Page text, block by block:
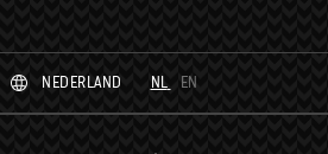
NEDERLAND NL EN